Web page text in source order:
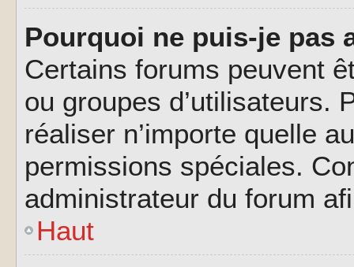
Pourquoi ne puis-je pas
Certains forums peuvent
ou groupes d’utilisateurs.
réaliser n’importe quelle
permissions spéciales.
administrateur du forum
Haut